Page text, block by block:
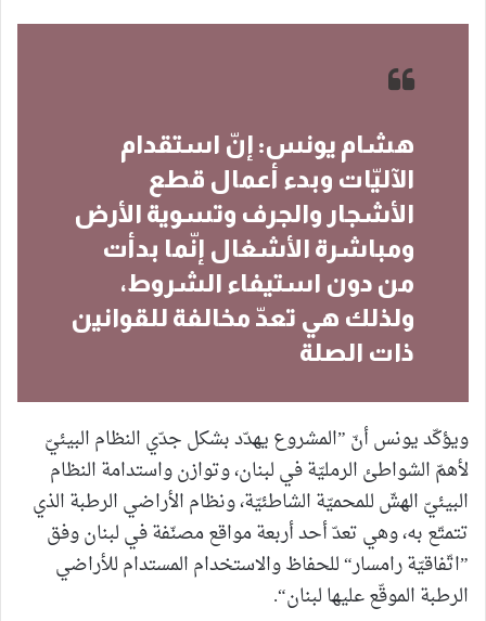
هشام يونس: إنّ استقدام
الآليّات وبدء أعمال قطع
الأشجار والجرف وتسوية الأرض
ومباشرة الأشغال إنّما بدأت
من دون استيفاء الشروط،
ولذلك هي تعدّ مخالفة للقوانين
ذات الصلة
ويؤكّد يونس أنّ ”المشروع يهدّد بشكل جدّي النظام البيئيّ
لأهمّ الشواطئ الرمليّة في لبنان، وتوازن واستدامة النظام
البيئيّ الهشّ للمحميّة الشاطئيّة، ونظام الأراضي الرطبة الذي
تتمتّع به، وهي تعدّ أحد أربعة مواقع مصنّفة في لبنان وفق
”اتّفاقيّة رامسار“ للحفاظ والاستخدام المستدام للأراضي
الرطبة الموقّع عليها لبنان“.